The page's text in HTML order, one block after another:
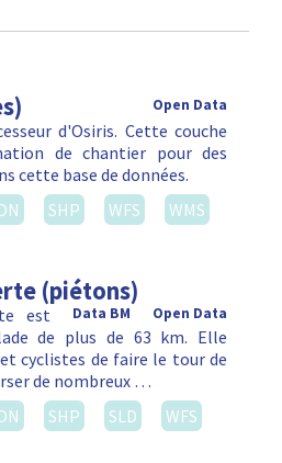
Open Data
d'Osiris. Cette couche
de chantier pour des
cette base de données.
SHP WFS WMS
(piétons)
Open Data
Data BM
est
de plus de 63 km. Elle
cyclistes de faire le tour de
de nombreux …
SHP SLD
WFS